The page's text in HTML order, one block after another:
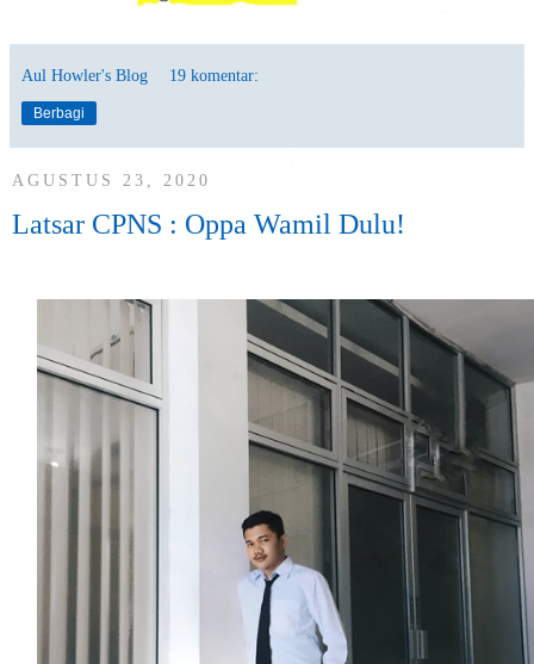
Aul Howler's Blog 19 komentar:
Berbagi
AGUSTUS 23, 2020
Latsar CPNS : Oppa Wamil Dulu!